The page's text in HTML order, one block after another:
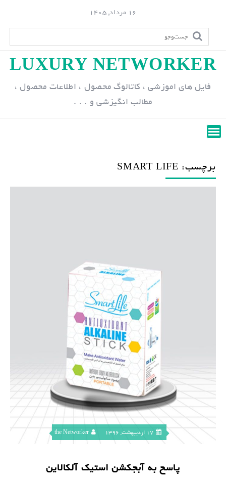
p
n
16 مرداد, 1405
LUXURY NETWORKER
فایل های اموزشی ، کاتالوگ محصول ، اطلاعات محصول ،
مطالب انگیزشی و . . .
برچسب: SMART LIFE
17 اردیبهشت, 1396 the Networker
پاسخ به آبجکشن استیک آلکالاین